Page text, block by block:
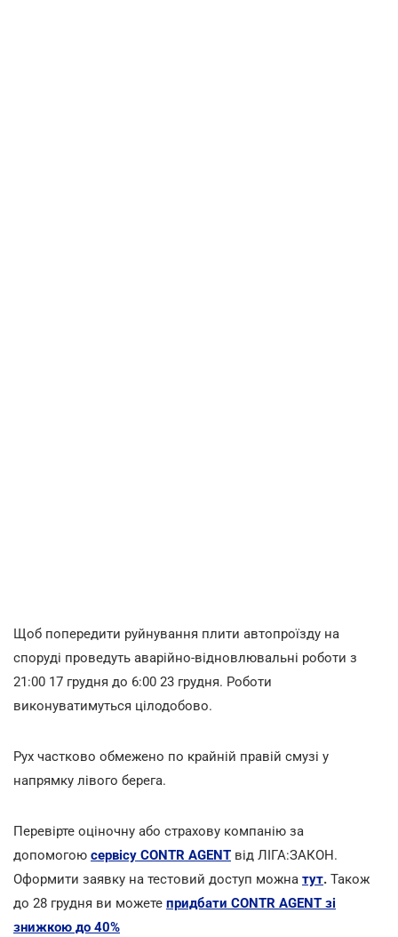
Щоб попередити руйнування плити автопроїзду на
споруді проведуть аварійно-відновлювальні роботи з
21:00 17 грудня до 6:00 23 грудня. Роботи
виконуватимуться цілодобово.
Рух частково обмежено по крайній правій смузі у
напрямку лівого берега.
Перевірте оціночну або страхову компанію за
допомогою сервісу CONTR AGENT від ЛІГА:ЗАКОН.
Оформити заявку на тестовий доступ можна тут. Також
до 28 грудня ви можете придбати CONTR AGENT зі
знижкою до 40%